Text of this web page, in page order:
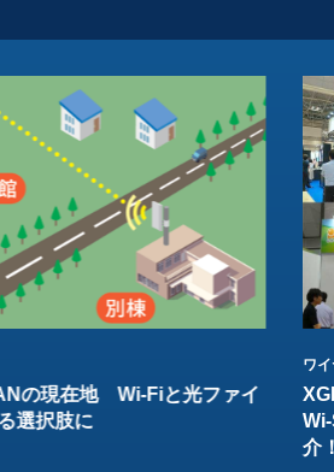
の現在地 Wi-Fiと光ファイ
選択肢に
ワ
介